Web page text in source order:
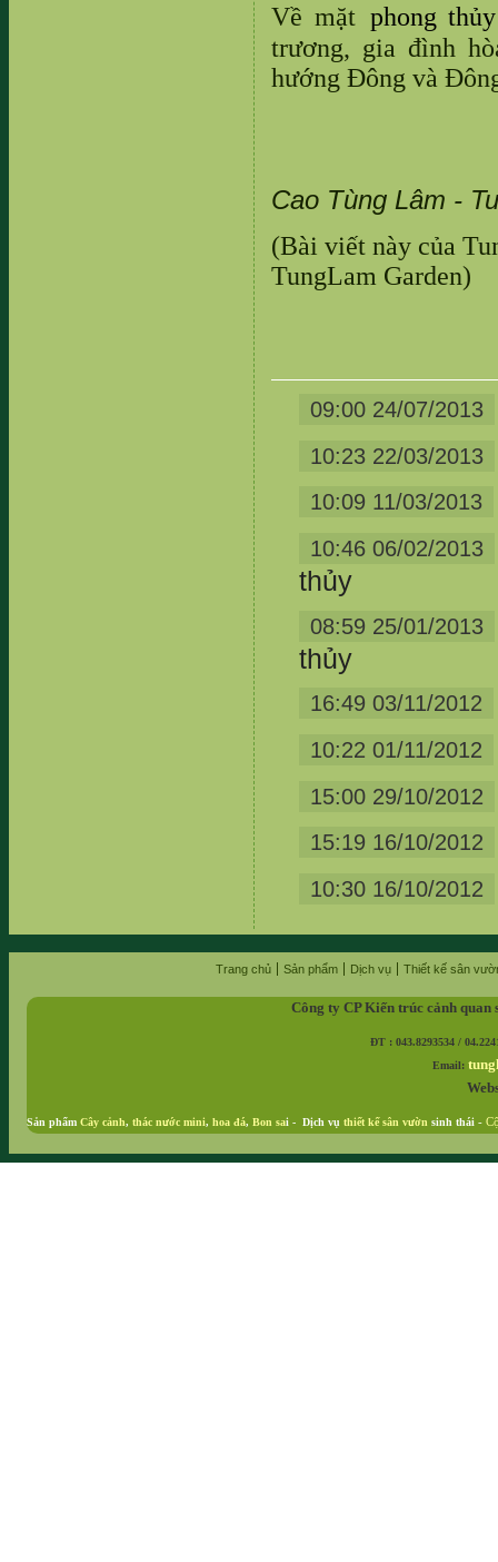
Về mặt phong thủy
trương, gia đình
hướng Đông và
Cao Tùng Lâm -
(Bài viết này của
TungLam Garden)
09:00 24/07/2013
10:23 22/03/2013
10:09 11/03/2013
10:46 06/02/2013
thủy
08:59 25/01/2013
thủy
16:49 03/11/2012
10:22 01/11/2012
15:00 29/10/2012
15:19 16/10/2012
10:30 16/10/2012
Trang chủ Sản phẩm Dịch vụ Thiết kế sân
Công ty CP Kiến trúc cảnh
ĐT : 043.8293534 /
Email:
Sản phẩm Cây cảnh, thác nước mini, hoa đá, Bon sai - Dịch vụ thiết kế sân vườn sinh thái -